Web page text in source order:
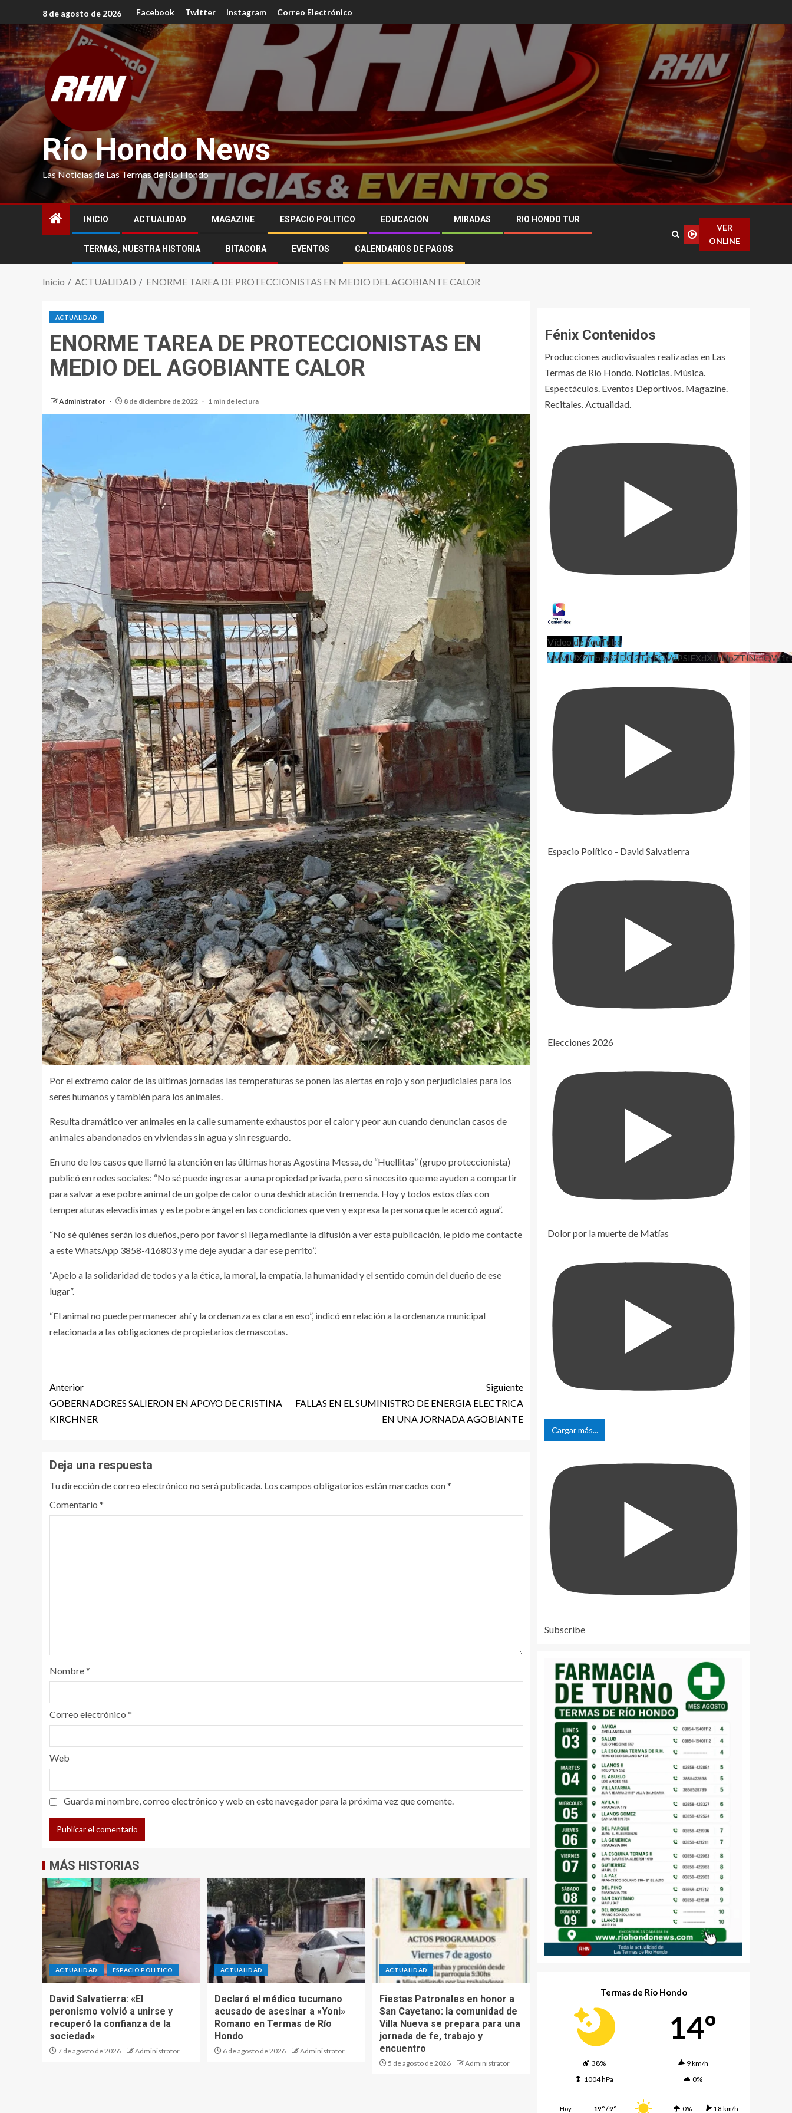
8 de agosto de 2026 Facebook Twitter Instagram Correo Electrónico
Río Hondo News
Las Noticias de Las Termas de Río Hondo
INICIO ACTUALIDAD MAGAZINE ESPACIO POLITICO EDUCACIÓN MIRADAS RIO HONDO TUR
TERMAS, NUESTRA HISTORIA BITACORA EVENTOS CALENDARIOS DE PAGOS
VER
ONLINE
Inicio ACTUALIDAD ENORME TAREA DE PROTECCIONISTAS EN MEDIO DEL AGOBIANTE CALOR
ACTUALIDAD
ENORME TAREA DE PROTECCIONISTAS EN
MEDIO DEL AGOBIANTE CALOR
Administrator 8 de diciembre de 2022 1 min de lectura
Por el extremo calor de las últimas jornadas las temperaturas se ponen las alertas en rojo y son perjudiciales para los
seres humanos y también para los animales.
Resulta dramático ver animales en la calle sumamente exhaustos por el calor y peor aun cuando denuncian casos de
animales abandonados en viviendas sin agua y sin resguardo.
En uno de los casos que llamó la atención en las últimas horas Agostina Messa, de “Huellitas” (grupo proteccionista)
publicó en redes sociales: “No sé puede ingresar a una propiedad privada, pero si necesito que me ayuden a compartir
para salvar a ese pobre animal de un golpe de calor o una deshidratación tremenda. Hoy y todos estos días con
temperaturas elevadísimas y este pobre ángel en las condiciones que ven y expresa la persona que le acercó agua”.
“No sé quiénes serán los dueños, pero por favor si llega mediante la difusión a ver esta publicación, le pido me contacte
a este WhatsApp 3858-416803 y me deje ayudar a dar ese perrito”.
“Apelo a la solidaridad de todos y a la ética, la moral, la empatía, la humanidad y el sentido común del dueño de ese
lugar”.
“El animal no puede permanecer ahí y la ordenanza es clara en eso”, indicó en relación a la ordenanza municipal
relacionada a las obligaciones de propietarios de mascotas.
Anterior
GOBERNADORES SALIERON EN APOYO DE CRISTINA
KIRCHNER
Siguiente
FALLAS EN EL SUMINISTRO DE ENERGIA ELECTRICA
EN UNA JORNADA AGOBIANTE
Deja una respuesta
Tu dirección de correo electrónico no será publicada. Los campos obligatorios están marcados con*
Comentario *
Nombre*
Correo electrónico *
Web
Guarda mi nombre, correo electrónico y web en este navegador para la próxima vez que comente.
MÁS HISTORIAS
ACTUALIDAD ESPACIO POLITICO
David Salvatierra: «El
peronismo volvió a unirse y
recuperó la confianza de la
sociedad»
7 de agosto de 2026 Administrator
ACTUALIDAD
Declaró el médico tucumano
acusado de asesinar a «Yoni»
Romano en Termas de Río
Hondo
6 de agosto de 2026 Administrator
ACTUALIDAD
Fiestas Patronales en honor a
San Cayetano: la comunidad de
Villa Nueva se prepara para una
jornada de fe, trabajo y
encuentro
5 de agosto de 2026 Administrator
Fénix Contenidos
Producciones audiovisuales realizadas en Las
Termas de Rio Hondo. Noticias. Música.
Espectáculos. Eventos Deportivos. Magazine.
Recitales. Actualidad.
Vídeo de YouTube
Espacio Político - David Salvatierra
Elecciones 2026
Dolor por la muerte de Matías
Cargar más...
Subscribe
Termas de Río Hondo
14º
38%
9 km/h
1004 hPa
0%
Hoy 19º / 9º 0% 18 km/h